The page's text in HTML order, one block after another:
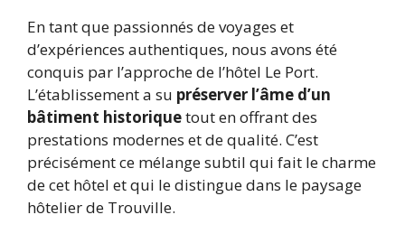
En tant que passionnés de voyages et
d’expériences authentiques, nous avons été
conquis par l’approche de l’hôtel Le Port.
L’établissement a su préserver l’âme d’un
bâtiment historiquetout en offrant des
prestations modernes et de qualité. C’est
précisément ce mélange subtil qui fait le charme
de cet hôtel et qui le distingue dans le paysage
hôtelier de Trouville.